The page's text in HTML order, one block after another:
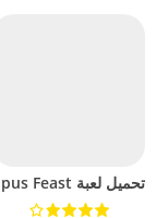
تحميل لعبة Octopus Feast مهكرة للاندرويد 2024